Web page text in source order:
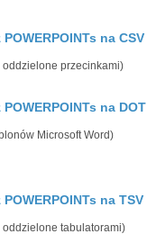
na CSV
oddzielone przecinkami)
POWERPOINTs na DOT
Microsoft Word)
POWERPOINTs na TSV
oddzielone tabulatorami)